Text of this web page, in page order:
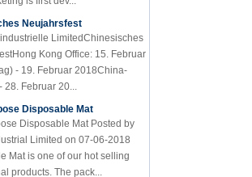
Neujahrsfest
LimitedChinesisches
Kong Office: 15. Februar
- 19. Februar 2018China-
28. Februar 20...
Disposable Mat
Disposable Mat Posted by
Limited on 07-06-2018
Mat is one of our hot selling
products. The pack...